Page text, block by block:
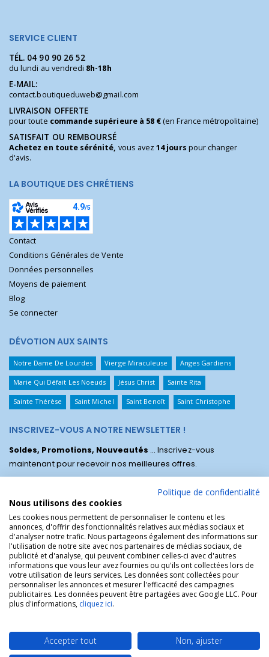
SERVICE CLIENT
TÉL. 04 90 90 26 52
du lundi au vendredi 8h-18h
E-MAIL:
contact.boutiqueduweb@gmail.com
LIVRAISON OFFERTE
pour toute commande supérieure à 58 €(en France métropolitaine)
SATISFAIT OU REMBOURSÉ
Achetez en toute sérénité, vous avez14 jours pour changer
d'avis.
LA BOUTIQUE DES CHRÉTIENS
Contact
Conditions Générales de Vente
Données personnelles
Moyens de paiement
Blog
Se connecter
DÉVOTION AUX SAINTS
Notre Dame De Lourdes Vierge Miraculeuse Anges Gardiens
Marie Qui Défait Les Noeuds Jésus Christ Sainte Rita
Sainte Thérèse Saint Michel Saint Benoît Saint Christophe
INSCRIVEZ-VOUS A NOTRE NEWSLETTER !
Soldes, Promotions, Nouveautés ... Inscrivez-vous
maintenant pour recevoir nos meilleures offres.
La Boutique des Chrétiens © | La boutique religieuse chrétienne de
référence !.
Politique de confidentialité
Nous utilisons des cookies
Les cookies nous permettent de personnaliser le contenu et les
annonces, d'offrir des fonctionnalités relatives aux médias sociaux et
d'analyser notre trafic. Nous partageons également des informations sur
l'utilisation de notre site avec nos partenaires de médias sociaux, de
publicité et d'analyse, qui peuvent combiner celles-ci avec d'autres
informations que vous leur avez fournies ou qu'ils ont collectées lors de
votre utilisation de leurs services. Les données sont collectées pour
personnaliser les annonces et mesurer l'efficacité des campagnes
publicitaires. Les données peuvent être partagées avec Google LLC. Pour
plus d'informations, cliquez ici.
Accepter tout Non, ajuster